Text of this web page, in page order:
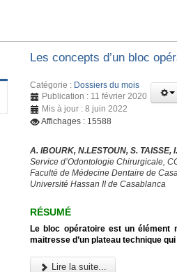
Les concepts d’un bloc
Catégorie : Dossiers du mois
Publication : 11 février 2020
Mis à jour : 8 juin 2022
Affichages : 15588
A. IBOURK, N.LESTOUN, S. TAISSE,
Service d’Odontologie Chirurgicale,
Faculté de Médecine Dentaire de
Université Hassan II de Casablanca
RÉSUMÉ
Le bloc opératoire est un élément
maitresse d’un plateau technique
Lire la suite...